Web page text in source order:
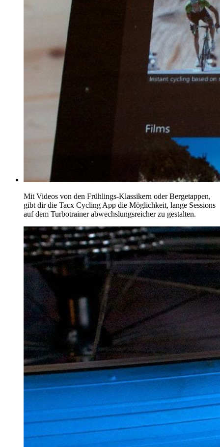
Mit Videos von den Frühlings-Klassikern oder Bergetappen,
gibt dir die Tacx Cycling App die Möglichkeit, lange Sessions
auf dem Turbotrainer abwechslungsreicher zu gestalten.